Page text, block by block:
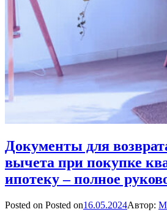
Документы для
вычета при покупке
ипотеку – полное
Posted on Posted on16.05.2024Автор: